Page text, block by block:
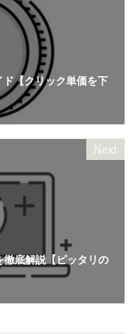
ド【クリック単価を下
Next
徹底解説【ピッタリの